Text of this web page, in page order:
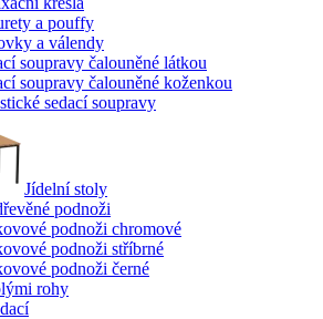
a pouffy
a válendy
soupravy čalouněné látkou
soupravy čalouněné koženkou
sedací soupravy
Jídelní stoly
podnoži
podnoži chromové
podnoži stříbrné
podnoži černé
rohy